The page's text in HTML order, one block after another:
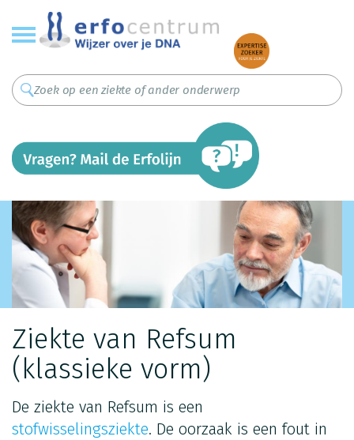
Overslaan
en
naar
inhoud
gaan
Ziekte van Refsum
(klassieke vorm)
De ziekte van Refsum is een
stofwisselingsziekte. De oorzaak is een fout in